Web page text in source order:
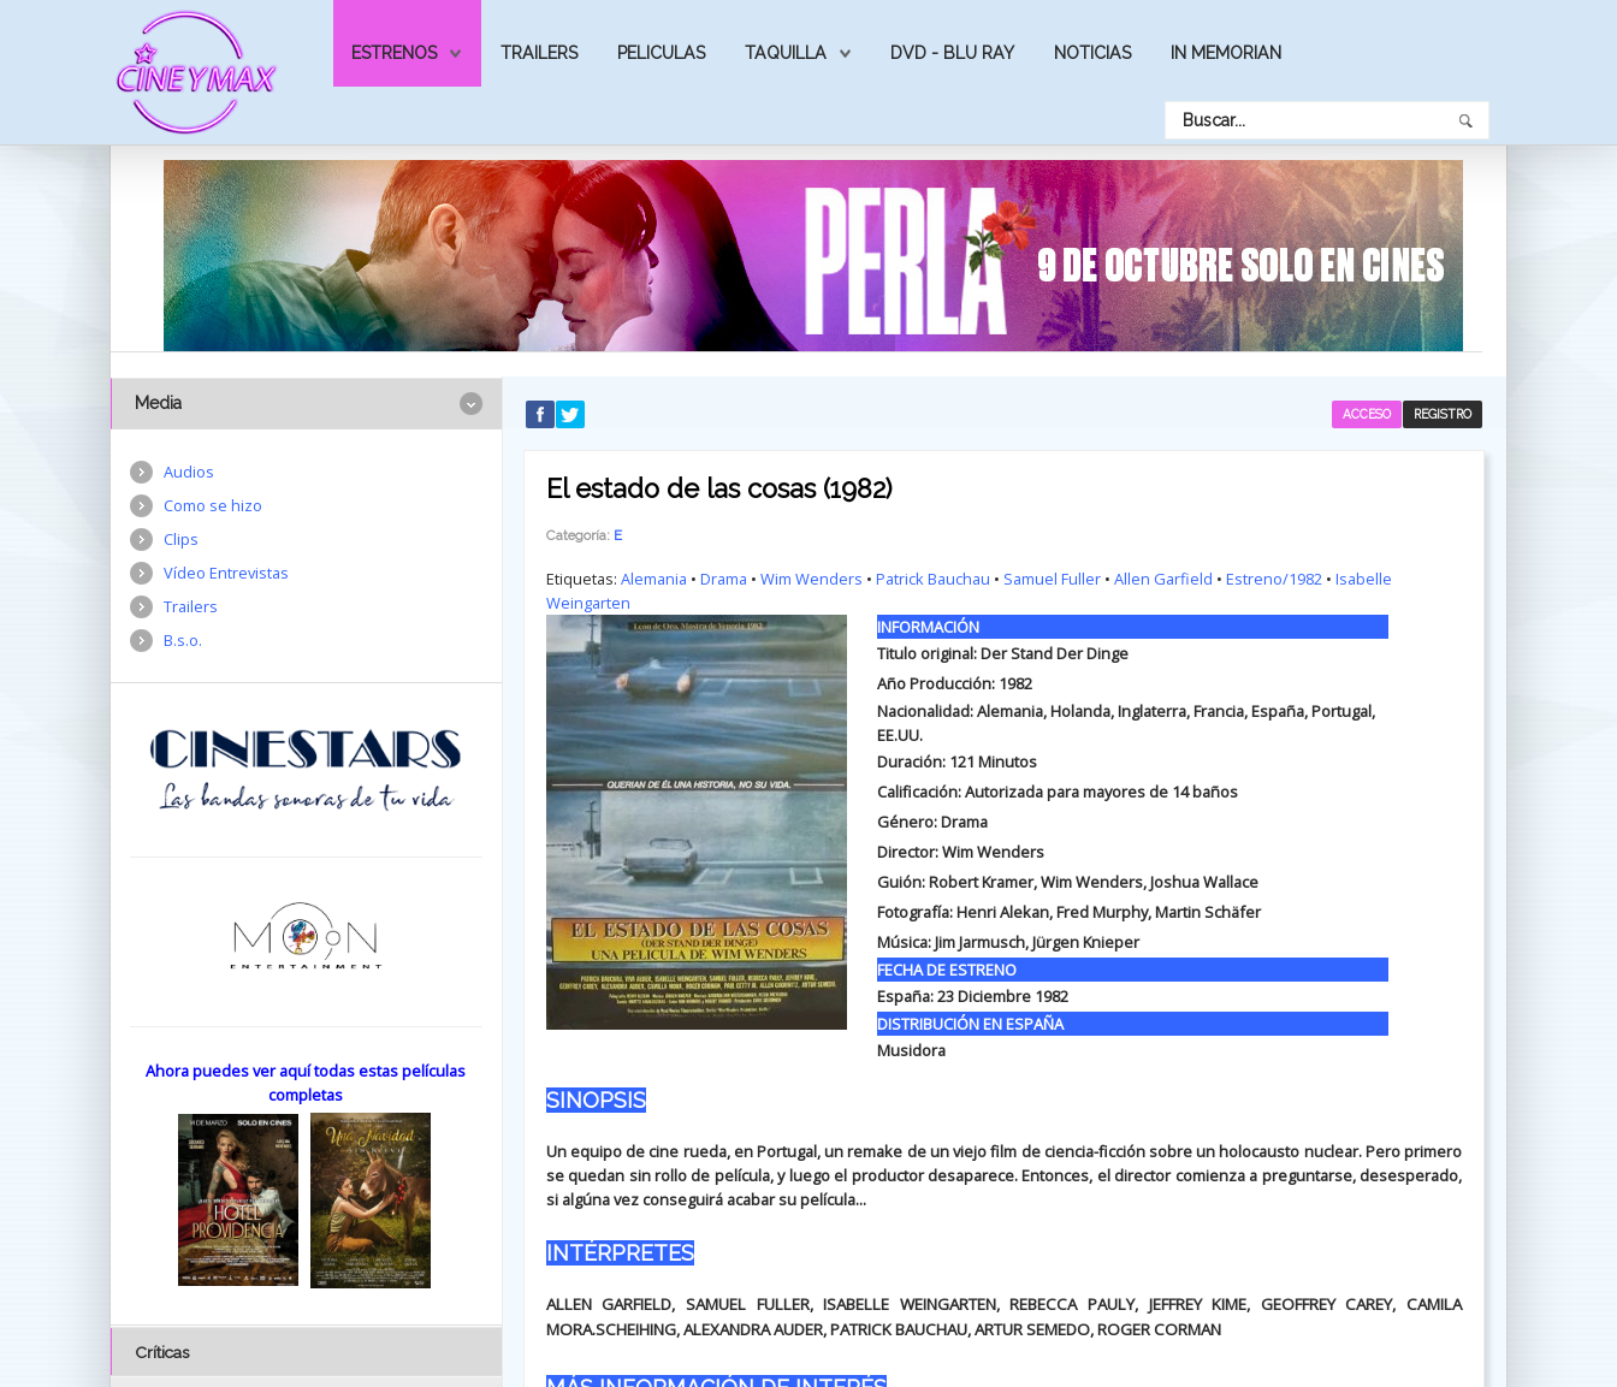
ESTRENOS TRAILERS PELICULAS TAQUILLA DVD - BLU RAY NOTICIAS IN MEMORIAN
REGISTRO
ACCESO
El estado de las cosas (1982)
Categoría: E
Etiquetas: Alemania • Drama • Wim Wenders • Patrick Bauchau • Samuel Fuller• Allen Garfield • Estreno/1982• Isabelle
Weingarten
INFORMACIÓN
Titulo original: Der Stand Der Dinge
Año Producción: 1982
Nacionalidad: Alemania, Holanda, Inglaterra, Francia, España, Portugal,
EE.UU.
Duración: 121 Minutos
Calificación: Autorizada para mayores de 14 baños
Género: Drama
Director: Wim Wenders
Guión: Robert Kramer, Wim Wenders, Joshua Wallace
Fotografía: Henri Alekan, Fred Murphy, Martin Schäfer
Música: Jim Jarmusch, Jürgen Knieper
FECHA DE ESTRENO
España: 23 Diciembre 1982
DISTRIBUCIÓN EN ESPAÑA
Musidora
SINOPSIS
Un equipo de cine rueda, en Portugal, un remake de un viejo film de ciencia-ficción sobre un holocausto nuclear. Pero primero
se quedan sin rollo de película, y luego el productor desaparece. Entonces, el director comienza a preguntarse, desesperado,
si algúna vez conseguirá acabar su película...
INTÉRPRETES
ALLEN GARFIELD, SAMUEL FULLER, ISABELLE WEINGARTEN, REBECCA PAULY, JEFFREY KIME, GEOFFREY CAREY, CAMILA
MORA.SCHEIHING, ALEXANDRA AUDER, PATRICK BAUCHAU, ARTUR SEMEDO, ROGER CORMAN
Media
Audios
Como se hizo
Clips
Vídeo Entrevistas
Trailers
B.s.o.
Ahora puedes ver aquí todas estas películas
completas
Críticas